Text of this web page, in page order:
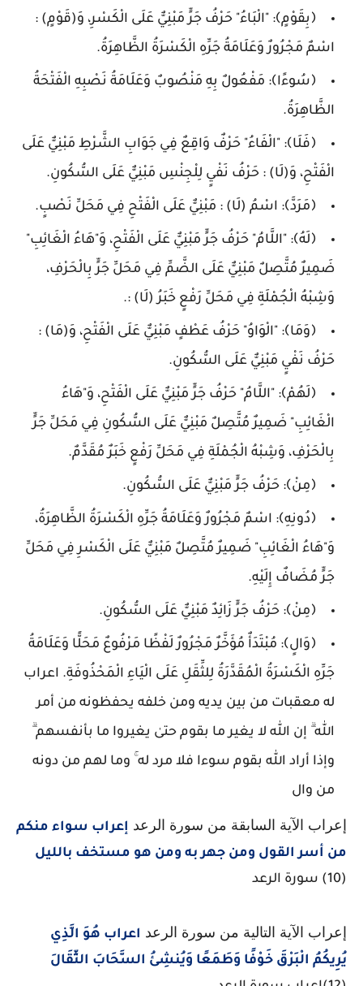
﴿بِقَوْمٍ﴾: "الْبَاءُ" حَرْفُ جَرٍّ مَبْنِيٌّ عَلَى الْكَسْرِ، وَ(قَوْمٍ) :
اسْمٌ مَجْرُورٌ وَعَلَامَةُ جَرِّهِ الْكَسْرَةُ الظَّاهِرَةُ.
﴿سُوءًا﴾: مَفْعُولٌ بِهِ مَنْصُوبٌ وَعَلَامَةُ نَصْبِهِ الْفَتْحَةُ
الظَّاهِرَةُ.
﴿فَلَا﴾: "الْفَاءُ" حَرْفٌ وَاقِعٌ فِي جَوَابِ الشَّرْطِ مَبْنِيٌّ عَلَى
الْفَتْحِ، وَ(لَا) : حَرْفُ نَفْيٍ لِلْجِنْسِ مَبْنِيٌّ عَلَى السُّكُونِ.
﴿مَرَدَّ﴾: اسْمُ (لَا) : مَبْنِيٌّ عَلَى الْفَتْحِ فِي مَحَلِّ نَصْبٍ.
﴿لَهُ﴾: "اللَّامُ" حَرْفُ جَرٍّ مَبْنِيٌّ عَلَى الْفَتْحِ، وَ"هَاءُ الْغَائِبِ"
ضَمِيرٌ مُتَّصِلٌ مَبْنِيٌّ عَلَى الضَّمِّ فِي مَحَلِّ جَرٍّ بِالْحَرْفِ،
وَشِبْهُ الْجُمْلَةِ فِي مَحَلِّ رَفْعٍ خَبَرُ (لَا) :.
﴿وَمَا﴾: "الْوَاوُ" حَرْفُ عَطْفٍ مَبْنِيٌّ عَلَى الْفَتْحِ، وَ(مَا) :
حَرْفُ نَفْيٍ مَبْنِيٌّ عَلَى السُّكُونِ.
﴿لَهُمْ﴾: "اللَّامُ" حَرْفُ جَرٍّ مَبْنِيٌّ عَلَى الْفَتْحِ، وَ"هَاءُ
الْغَائِبِ" ضَمِيرٌ مُتَّصِلٌ مَبْنِيٌّ عَلَى السُّكُونِ فِي مَحَلِّ جَرٍّ
بِالْحَرْفِ، وَشِبْهُ الْجُمْلَةِ فِي مَحَلِّ رَفْعٍ خَبَرٌ مُقَدَّمٌ.
﴿مِنْ﴾: حَرْفُ جَرٍّ مَبْنِيٌّ عَلَى السُّكُونِ.
﴿دُونِهِ﴾: اسْمٌ مَجْرُورٌ وَعَلَامَةُ جَرِّهِ الْكَسْرَةُ الظَّاهِرَةُ،
وَ"هَاءُ الْغَائِبِ" ضَمِيرٌ مُتَّصِلٌ مَبْنِيٌّ عَلَى الْكَسْرِ فِي مَحَلِّ
جَرٍّ مُضَافٌ إِلَيْهِ.
﴿مِنْ﴾: حَرْفُ جَرٍّ زَائِدٌ مَبْنِيٌّ عَلَى السُّكُونِ.
﴿وَالٍ﴾: مُبْتَدَأٌ مُؤَخَّرٌ مَجْرُورٌ لَفْظًا مَرْفُوعٌ مَحَلًّا وَعَلَامَةُ
جَرِّهِ الْكَسْرَةُ الْمُقَدَّرَةُ لِلثِّقَلِ عَلَى الْيَاءِ الْمَحْذُوفَةِ. اعراب
له معقبات من بين يديه ومن خلفه يحفظونه من أمر
الله ۗ إن الله لا يغير ما بقوم حتىٰ يغيروا ما بأنفسهم ۗ
وإذا أراد الله بقوم سوءا فلا مرد له ۚ وما لهم من دونه
من وال
إعراب الآية السابقة من سورة الرعد إعراب سواء منكم
من أسر القول ومن جهر به ومن هو مستخف بالليل
(10) سورة الرعد
إعراب الآية التالية من سورة الرعد اعراب هُوَ الَّذِي
يُرِيكُمُ الْبَرْقَ خَوْفًا وَطَمَعًا وَيُنشِئُ السَّحَابَ الثِّقَالَ